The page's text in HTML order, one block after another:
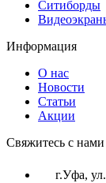
Ситиборды
Информация
О нас
Новости
Статьи
Акции
Cвяжитесь с нами
г.Уфа,